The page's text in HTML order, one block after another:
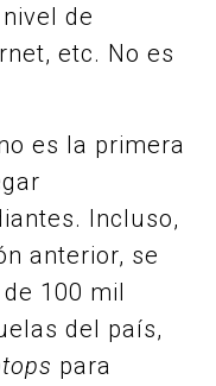
de
etc. No es
es la primera
Incluso,
anterior, se
100 mil
del país,
para